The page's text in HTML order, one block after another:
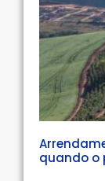
quando o